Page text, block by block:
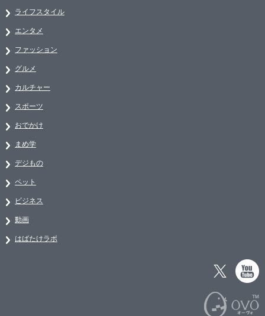
ライフスタイル
エンタメ
ファッション
グルメ
カルチャー
スポーツ
おでかけ
まめ学
デジもの
ペット
ビジネス
動画
はばたけラボ